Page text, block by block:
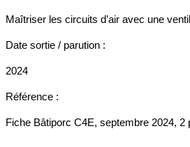
Maîtriser les circuits d’air avec une
Date sortie / parution :
2024
Référence :
Fiche Bâtiporc C4E, septembre 2024, 2